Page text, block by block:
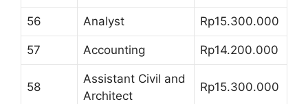
56 Analyst Rp15.300.000
57 Accounting Rp14.200.000
58
Assistant Civil and
Architect
Rp15.300.000